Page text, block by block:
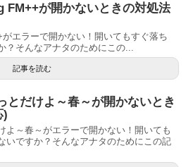
FM++が開かないときの対処法
エラーで開かない！開いてもすぐ落ち
そんなアナタのためにこの...
記事を読む
とだけよ～春～が開かないとき
)
よ～春～がエラーで開かない！開いても
いですか？そんなアナタのためにこの記